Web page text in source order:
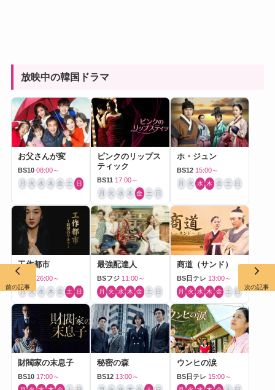
放映中の韓国ドラマ
お父さんが変
BS10 08:00～
月 火 水 木 金 土 日
ピンクのリップス
ティック
BS11 17:00～
月 火 水 木 金 土 日
ホ・ジュン
BS12 15:00～
月 火 水 木 金 土 日
工作都市
26:00～
月 火 水 木 金 土 日
最強配達人
BSフジ 11:00～
月 火 水 木 金 土 日
商道（サンド）
BS日テレ 13:00～
月 火 水 木 金 土 日
財閥家の末息子
BS10 17:00～
秘密の森
BS12 13:00～
ウンヒの涙
BS日テレ 15:00～
前の記事 次の記事